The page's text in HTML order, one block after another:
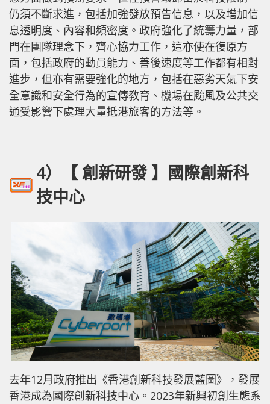
仍須不斷求進，包括加強發放預告信息，以及增加信
息透明度、內容和頻密度。政府強化了統籌力量，部
門在團隊理念下，齊心協力工作，這亦使在復原方
面，包括政府的動員能力、善後速度等工作都有相對
進步，但亦有需要強化的地方，包括在惡劣天氣下安
全意識和安全行為的宣傳教育、機場在颱風及公共交
通受影響下處理大量抵港旅客的方法等。
4）【 創新研發 】國際創新科
技中心
去年12月政府推出《香港創新科技發展藍圖》，發展
香港成為國際創新科技中心。2023年新興初創生態系